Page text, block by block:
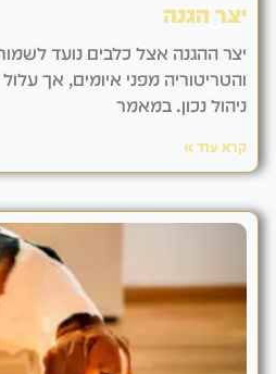
יצר הגנה
יצר ההגנה אצל כלבים נועד
והטריטוריה מפני איומים, אך
ניהול נכון. במאמר
קרא עוד »